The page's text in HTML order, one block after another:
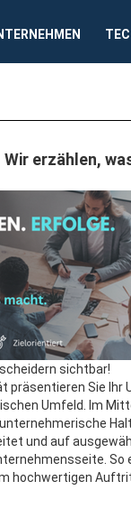
erzählen,
sichtbar!
präsentieren Sie Ihr
Umfeld. Im
und auf
So
hochwertigen